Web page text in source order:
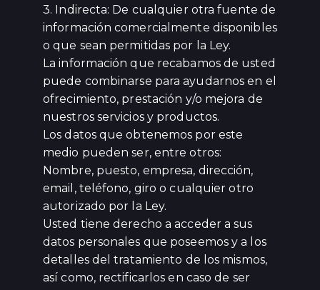
3. Indirecta: De cualquier otra fuente de
información comercialmente disponibles
o que sean permitidas por la Ley.
La información que recabamos de usted
puede combinarse para ayudarnos en el
ofrecimiento, prestación y/o mejora de
nuestros servicios y productos.
Los datos que obtenemos por este
medio pueden ser, entre otros:
Nombre, puesto, empresa, dirección,
email, teléfono, giro o cualquier otro
autorizado por la Ley.
Usted tiene derecho a acceder a sus
datos personales que poseemos y a los
detalles del tratamiento de los mismos,
así como, rectificarlos en caso de ser